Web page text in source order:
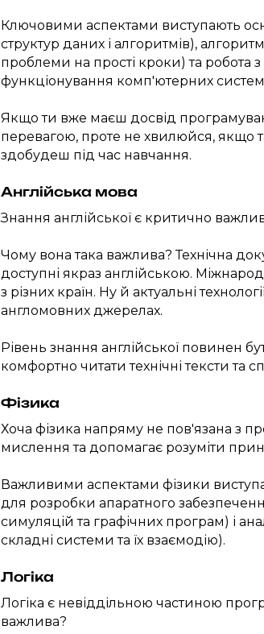
Ключовими аспектами виступають
структур даних і алгоритмів),
проблеми на прості кроки) та
функціонування комп'ютерних
Якщо ти вже маєш досвід
перевагою, проте не хвилюйся, якщо
здобудеш під час навчання.
Англійська мова
Знання англійської є критично
Чому вона така важлива? Технічна
доступні якраз англійською.
з різних країн. Ну й актуальні
англомовних джерелах.
Рівень знання англійської повинен
комфортно читати технічні тексти та
Фізика
Хоча фізика напряму не пов'язана з
мислення та допомагає розуміти
Важливими аспектами фізики
для розробки апаратного
симуляцій та графічних програм) і
складні системи та їх взаємодію).
Логіка
Логіка є невіддільною частиною
важлива?